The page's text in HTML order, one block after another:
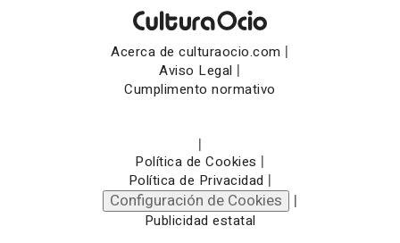
Acerca de culturaocio.com |
Aviso Legal |
Cumplimento normativo
|
Política de Cookies |
Política de Privacidad |
Configuración de Cookies |
Publicidad estatal